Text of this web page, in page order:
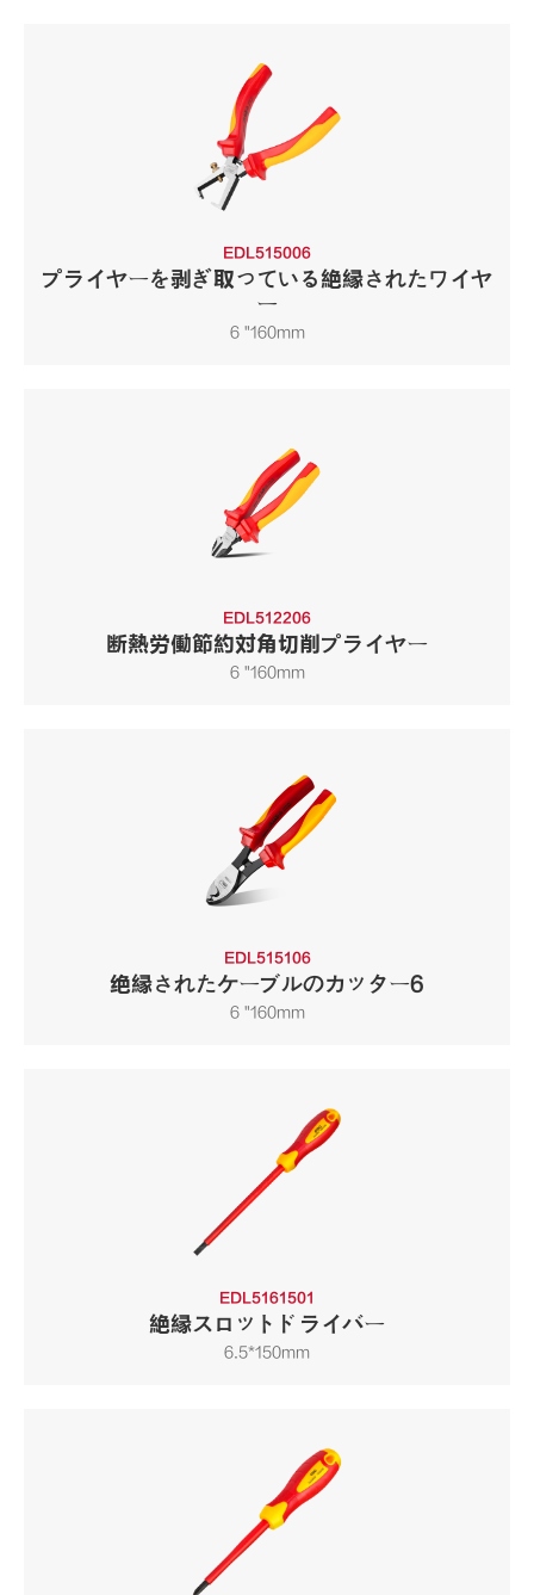
EDL515006
プライヤーを剥ぎ取っている絶縁されたワイヤ
ー
6 "160mm
EDL512206
断熱労働節約対角切削プライヤー
6 "160mm
EDL515106
绝縁されたケーブルのカッター6
6 "160mm
EDL5161501
絶縁スロットドライバー
6.5*150mm